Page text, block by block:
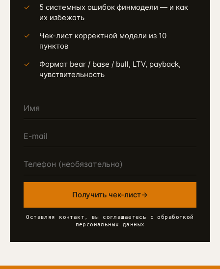
✓
5 системных ошибок финмодели — и как
их избежать
✓
Чек-лист корректной модели из 10
пунктов
✓
Формат bear / base / bull, LTV, payback,
чувствительность
Получить чек-лист→
Оставляя контакт, вы соглашаетесь с обработкой
персональных данных